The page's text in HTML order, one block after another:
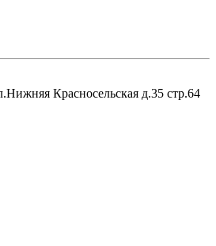
Красносельская д.35 стр.64